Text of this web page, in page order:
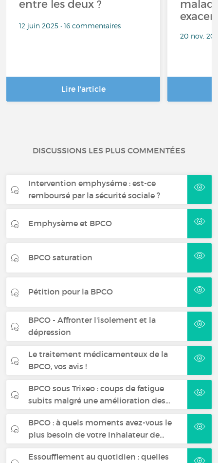
entre les deux ?
12 juin 2025 • 16 commentaires
Lire l'article
20 nov.
DISCUSSIONS LES PLUS COMMENTÉES
Intervention emphyséme : est-ce
remboursé par la sécurité sociale ?
Emphysème et BPCO
BPCO saturation
Pétition pour la BPCO
BPCO - Affronter l'isolement et la
dépression
Le traitement médicamenteux de la
BPCO, vos avis !
BPCO sous Trixeo : coups de fatigue
subits malgré une amélioration des…
BPCO : à quels moments avez-vous le
plus besoin de votre inhalateur de…
Essoufflement au quotidien : quelles